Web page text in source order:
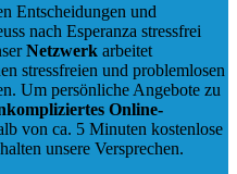
Entscheidungen und
nach Esperanza stressfrei
Netzwerk arbeitet
stressfreien und problemlosen
Um persönliche Angebote zu
Online-
von ca. 5 Minuten kostenlose
unsere Versprechen.